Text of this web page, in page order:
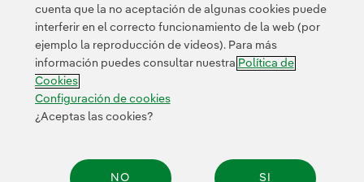
Contacta Clientes Política de Privacidad Información legal
Transparencia en el uso de la IA Política de cookies
Configuración de cookies Accesibilidad
cuenta que la no aceptación de algunas cookies puede
interferir en el correcto funcionamiento de la web (por
ejemplo la reproducción de videos). Para más
información puedes consultar nuestra Política de
Cookies
Configuración de cookies
¿Aceptas las cookies?
NO SI